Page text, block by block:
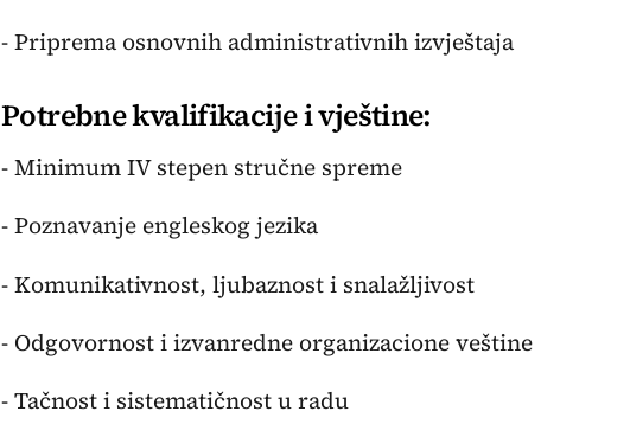
- Priprema osnovnih administrativnih izvještaja
Potrebne kvalifikacije i vještine:
- Minimum IV stepen stručne spreme
- Poznavanje engleskog jezika
- Komunikativnost, ljubaznost i snalažljivost
- Odgovornost i izvanredne organizacione veštine
- Tačnost i sistematičnost u radu